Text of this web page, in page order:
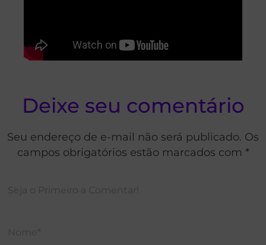
Deixe seu comentário
Seu endereço de e-mail não será publicado. Os
campos obrigatórios estão marcados com *